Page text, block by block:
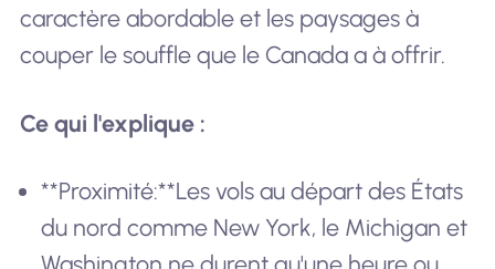
caractère abordable et les paysages à
couper le souffle que le Canada a à offrir.
Ce qui l'explique :
**Proximité:**Les vols au départ des États
du nord comme New York, le Michigan et